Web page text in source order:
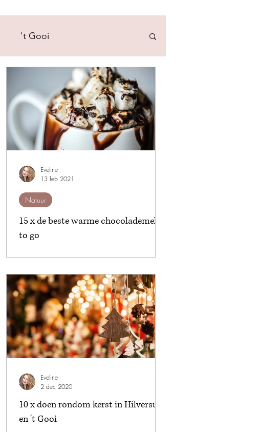
't Gooi
15 x de beste warme chocolademelk
to go
Natuur
Eveline
13 feb 2021
10 x doen rondom kerst in Hilversum
en 't Gooi
Eveline
2 dec 2020